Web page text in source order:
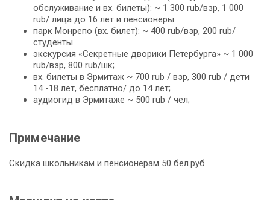
обслуживание и вх. билеты): ~ 1 300 rub/взр, 1 000
rub/ лица до 16 лет и пенсионеры
парк Монрепо (вх. билет): ~ 400 rub/взр, 200 rub/
студенты
экскурсия «Секретные дворики Петербурга» ~ 1 000
rub/взр, 800 rub/шк;
вх. билеты в Эрмитаж ~ 700 rub / взр, 300 rub / дети
14 -18 лет, бесплатно/ до 14 лет;
аудиогид в Эрмитаже ~ 500 rub / чел;
Примечание
Скидка школьникам и пенсионерам 50 бел.руб.